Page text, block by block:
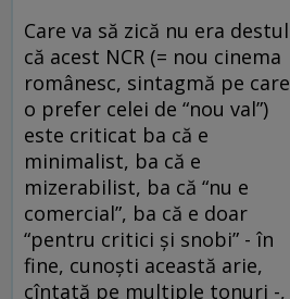
Care va să zică nu era destul
că acest NCR (= nou cinema
românesc, sintagmă pe care
o prefer celei de “nou val”)
este criticat ba că e
minimalist, ba că e
mizerabilist, ba că “nu e
comercial”, ba că e doar
“pentru critici şi snobi” - în
fine, cunoşti această arie,
cîntată pe multiple tonuri -,